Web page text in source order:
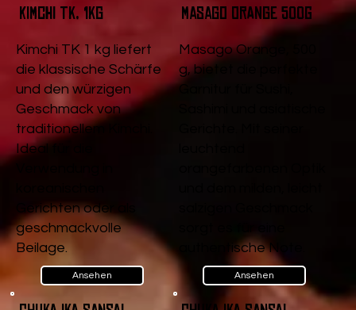
Kimchi TK, 1kg
Kimchi TK 1 kg liefert
die klassische Schärfe
und den würzigen
Geschmack von
traditionellem Kimchi.
Ideal für die
Gerichten oder als
geschmackvolle
Beilage.
Ansehen
Masago Orange 500g
Masago Orange, 500
g, bietet die perfekte
Garnitur für Sushi,
authentische Note.
Ansehen